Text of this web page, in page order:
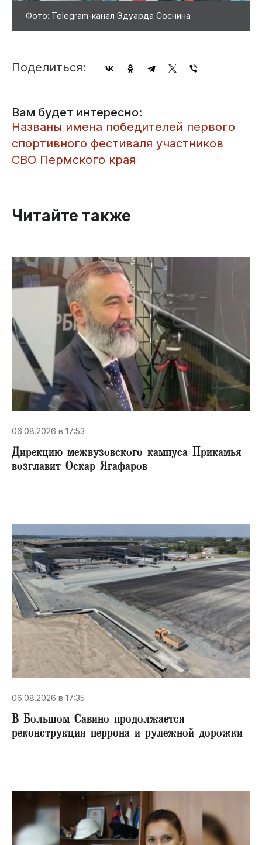
Фото: Telegram-канал Эдуарда Соснина
Поделиться:
Вам будет интересно:
Названы имена победителей первого
спортивного фестиваля участников
СВО Пермского края
Читайте также
06.08.2026 в 17:53
Дирекцию межвузовского кампуса Прикамья
возглавит Оскар Ягафаров
06.08.2026 в 17:35
В Большом Савино продолжается
реконструкция перрона и рулежной дорожки